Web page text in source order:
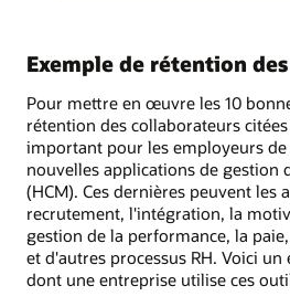
Exemple de rétention
Pour mettre en œuvre les 10
rétention des collaborateurs
important pour les employeurs
nouvelles applications de gestion
(HCM). Ces dernières peuvent les
recrutement, l'intégration, la
gestion de la performance, la
et d'autres processus RH. Voici
dont une entreprise utilise ces